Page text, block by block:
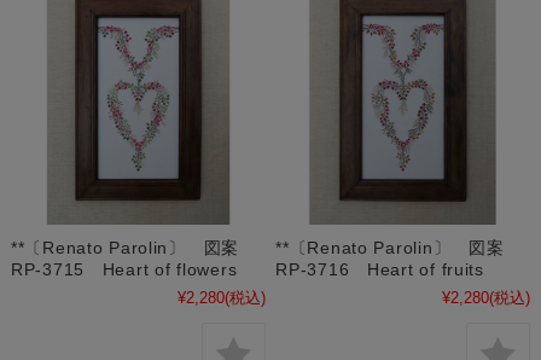
**〔Renato Parolin〕 図案
RP-3715 Heart of flowers
¥2,280(税込)
**〔Renato Parolin〕 図案
RP-3716 Heart of fruits
¥2,280(税込)